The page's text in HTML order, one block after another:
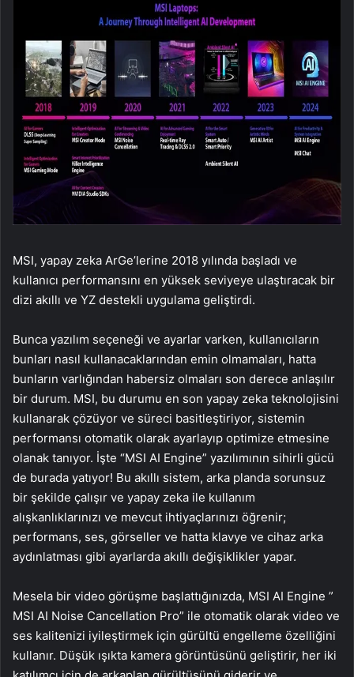
MSI, yapay zeka ArGe’lerine 2018 yılında başladı ve
kullanıcı performansını en yüksek seviyeye ulaştıracak bir
dizi akıllı ve YZ destekli uygulama geliştirdi.
Bunca yazılım seçeneği ve ayarlar varken, kullanıcıların
bunları nasıl kullanacaklarından emin olmamaları, hatta
bunların varlığından habersiz olmaları son derece anlaşılır
bir durum. MSI, bu durumu en son yapay zeka teknolojisini
kullanarak çözüyor ve süreci basitleştiriyor, sistemin
performansı otomatik olarak ayarlayıp optimize etmesine
olanak tanıyor. İşte “MSI AI Engine” yazılımının sihirli gücü
de burada yatıyor! Bu akıllı sistem, arka planda sorunsuz
bir şekilde çalışır ve yapay zeka ile kullanım
alışkanlıklarınızı ve mevcut ihtiyaçlarınızı öğrenir;
performans, ses, görseller ve hatta klavye ve cihaz arka
aydınlatması gibi ayarlarda akıllı değişiklikler yapar.
Mesela bir video görüşme başlattığınızda, MSI AI Engine ”
MSI AI Noise Cancellation Pro” ile otomatik olarak video ve
ses kalitenizi iyileştirmek için gürültü engelleme özelliğini
kullanır. Düşük ışıkta kamera görüntüsünü geliştirir, her iki